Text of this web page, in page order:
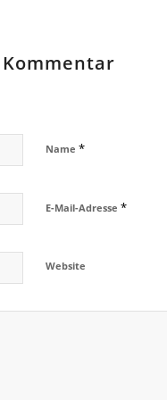
Name *
E-Mail-Adresse *
Website